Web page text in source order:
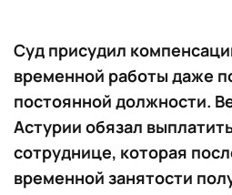
Суд присудил
временной работы даже
постоянной должности.
Астурии обязал
сотруднице, которая
временной занятости